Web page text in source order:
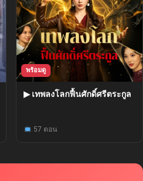
พร้อมดู
▶ เทพลงโลกฟื้นศักดิ์ศรีตระกูล
57 ตอน